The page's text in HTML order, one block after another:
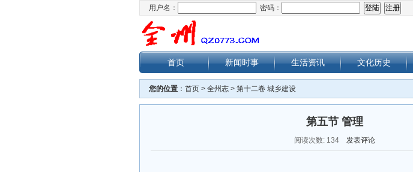
用户名： 密码：
首页 新闻时事 生活资讯 文化历史
您的位置 ： 首页 > 全州志 > 第十二卷 城乡建设
第五节 管理
阅读次数: 134 发表评论